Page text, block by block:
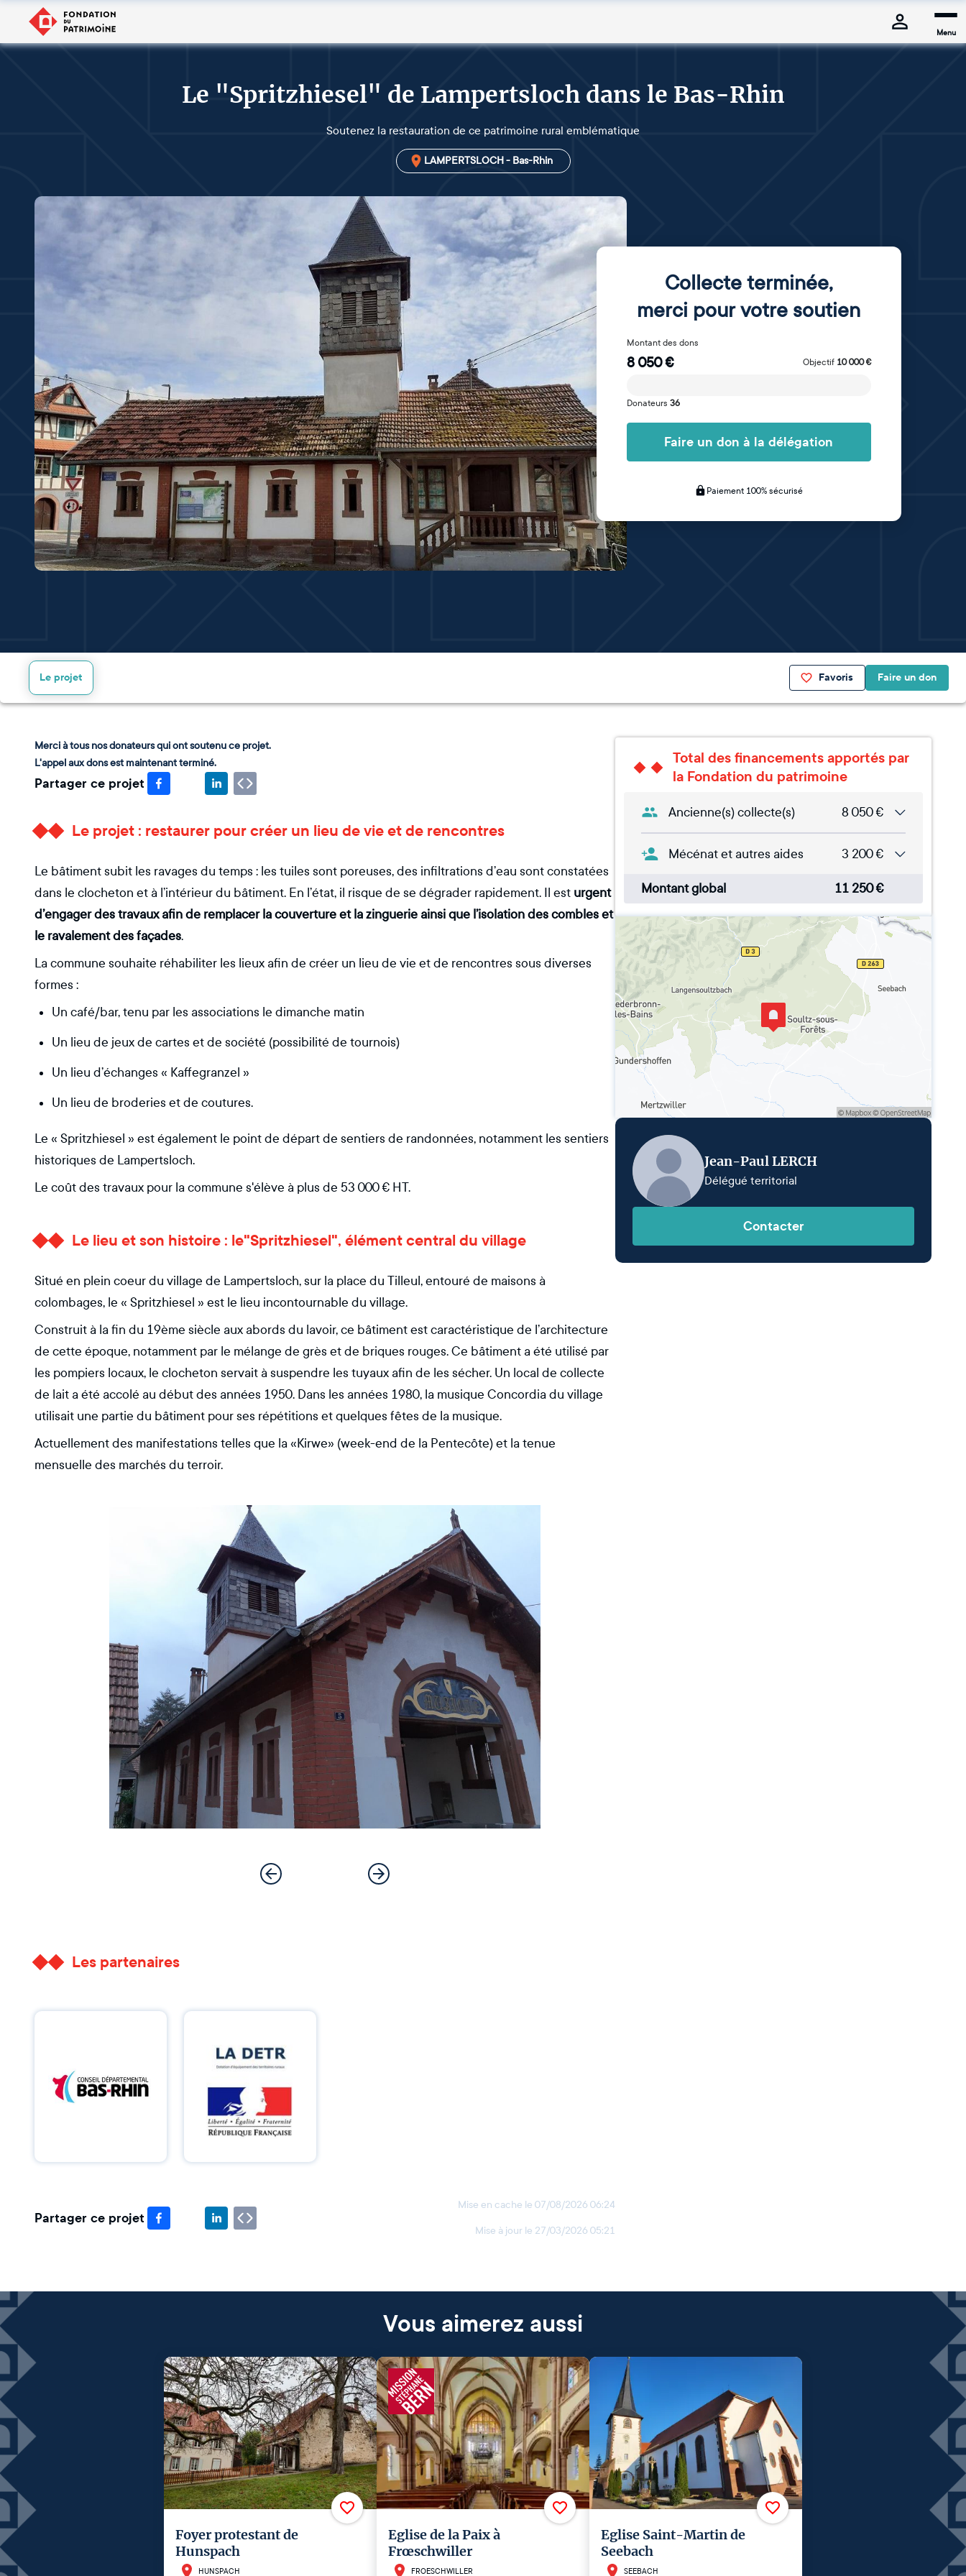
Menu
Le "Spritzhiesel" de Lampertsloch dans le Bas-Rhin
Soutenez la restauration de ce patrimoine rural emblématique
LAMPERTSLOCH - Bas-Rhin
Collecte terminée,
merci pour votre soutien
Montant des dons
8 050€ Objectif 10 000€
Donateurs 36
Faire un don à la délégation
Paiement 100% sécurisé
Favoris Faire un don
Le projet
Merci à tous nos donateurs qui ont soutenu ce projet.
L'appel aux dons est maintenant terminé.
Partager ce projet
Le projet : restaurer pour créer un lieu de vie et de rencontres
Le bâtiment subit les ravages du temps : les tuiles sont poreuses, des infiltrations d’eau sont constatées
dans le clocheton et à l’intérieur du bâtiment. En l’état, il risque de se dégrader rapidement. Il est urgent
d’engager des travaux afin de remplacer la couverture et la zinguerie ainsi que l’isolation des combles et
le ravalement des façades.
La commune souhaite réhabiliter les lieux afin de créer un lieu de vie et de rencontres sous diverses
formes :
Un café/bar, tenu par les associations le dimanche matin
Un lieu de jeux de cartes et de société (possibilité de tournois)
Un lieu d’échanges « Kaffegranzel »
Un lieu de broderies et de coutures.
Le « Spritzhiesel » est également le point de départ de sentiers de randonnées, notamment les sentiers
historiques de Lampertsloch.
Le coût des travaux pour la commune s'élève à plus de 53 000 € HT.
Le lieu et son histoire : le"Spritzhiesel", élément central du village
Situé en plein coeur du village de Lampertsloch, sur la place du Tilleul, entouré de maisons à
colombages, le « Spritzhiesel » est le lieu incontournable du village.
Construit à la fin du 19ème siècle aux abords du lavoir, ce bâtiment est caractéristique de l’architecture
de cette époque, notamment par le mélange de grès et de briques rouges. Ce bâtiment a été utilisé par
les pompiers locaux, le clocheton servait à suspendre les tuyaux afin de les sécher. Un local de collecte
de lait a été accolé au début des années 1950. Dans les années 1980, la musique Concordia du village
utilisait une partie du bâtiment pour ses répétitions et quelques fêtes de la musique.
Actuellement des manifestations telles que la «Kirwe» (week-end de la Pentecôte) et la tenue
mensuelle des marchés du terroir.
Les partenaires
Partager ce projet
Mise en cache le 07/08/2026 06:24
Mise à jour le 27/03/2026 05:21
Total des financements apportés par
la Fondation du patrimoine
Ancienne(s) collecte(s) 8 050€
Mécénat et autres aides 3 200€
Montant global 11 250€
Jean-Paul LERCH
Délégué territorial
Contacter
Vous aimerez aussi
Foyer protestant de
Hunspach
HUNSPACH
Eglise de la Paix à
Frœschwiller
FROESCHWILLER
Eglise Saint-Martin de
Seebach
SEEBACH